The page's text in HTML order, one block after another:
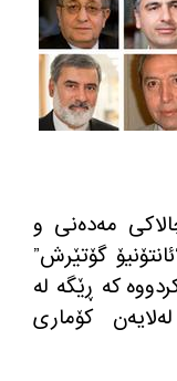
پارێزه‌ر و چالاكی مه‌ده‌نی و
گۆتێرش”
كه‌ ڕێگه‌ له‌
كۆماری